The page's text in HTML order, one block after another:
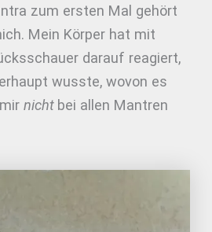
zum ersten Mal gehört
Mein Körper hat mit
darauf reagiert,
wusste, wovon es
mirnicht bei allen Mantren